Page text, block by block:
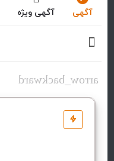
آگهی آگهی ویژه
arrow_backward